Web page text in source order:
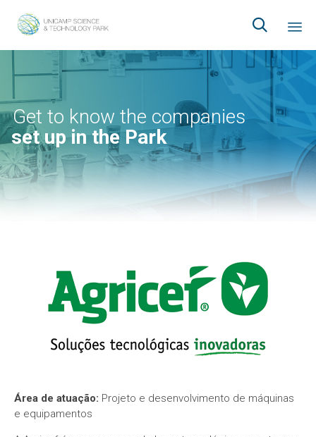

set up in the Park
Get to know the companies
Área de atuação: Projeto e desenvolvimento de máquinas
e equipamentos